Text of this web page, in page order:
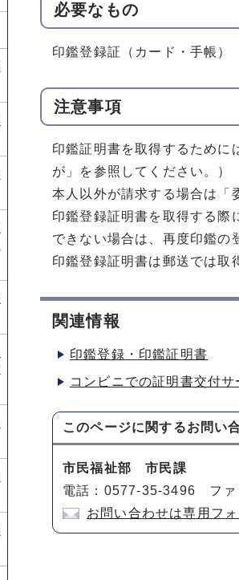
必要なもの
印鑑登録証（カード・手帳）
注意事項
印鑑証明書を取得するために
が」を参照してください。）
本人以外が請求する場合は「
印鑑登録証明書を取得する際
できない場合は、再度印鑑の
印鑑登録証明書は郵送では取
関連情報
印鑑登録・印鑑証明書
コンビニでの証明書交付サ
このページに関するお問い
市民福祉部 市民課
電話：0577-35-3496 ファ
お問い合わせは専用フ